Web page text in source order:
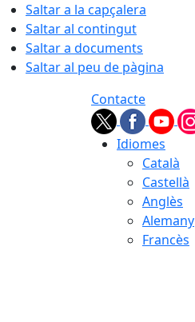
Saltar a la capçalera
Saltar al contingut
Saltar a documents
Saltar al peu de pàgina
Contacte
Idiomes
Català
Castellà
Anglès
Alemany
Francès